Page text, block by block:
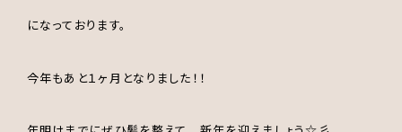
になっております。
今年もあと１ヶ月となりました！！